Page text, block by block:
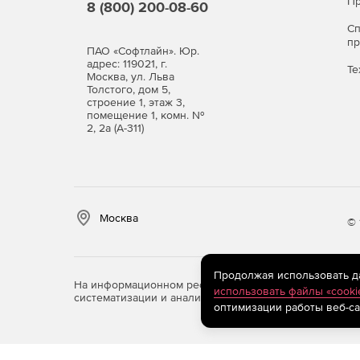
Скорость звука для газов.
Коэффициент сжимаемости.
Программа позволяет находить следующие
Температура после досселирования (IT-
Изоэнтропное расширение (TS-диаграмма).
8 (800) 200-08-60
ПАО «Софтлайн». Юр.
адрес: 119021, г.
Москва, ул. Льва
Толстого, дом 5,
строение 1, этаж 3,
помещение 1, комн. №
2, 2а (А-311)
Москва ©
На информационном ресурсе store.softline.ru
систематизации и анализа сведений, относящихся
Продолжая использовать
использовать файлы
оптимизации работы веб-